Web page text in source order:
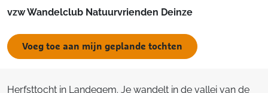
vzw Wandelclub Natuurvrienden Deinze
Voeg toe aan mijn geplande tochten
Herfsttocht in Landegem. Je wandelt in de vallei van de